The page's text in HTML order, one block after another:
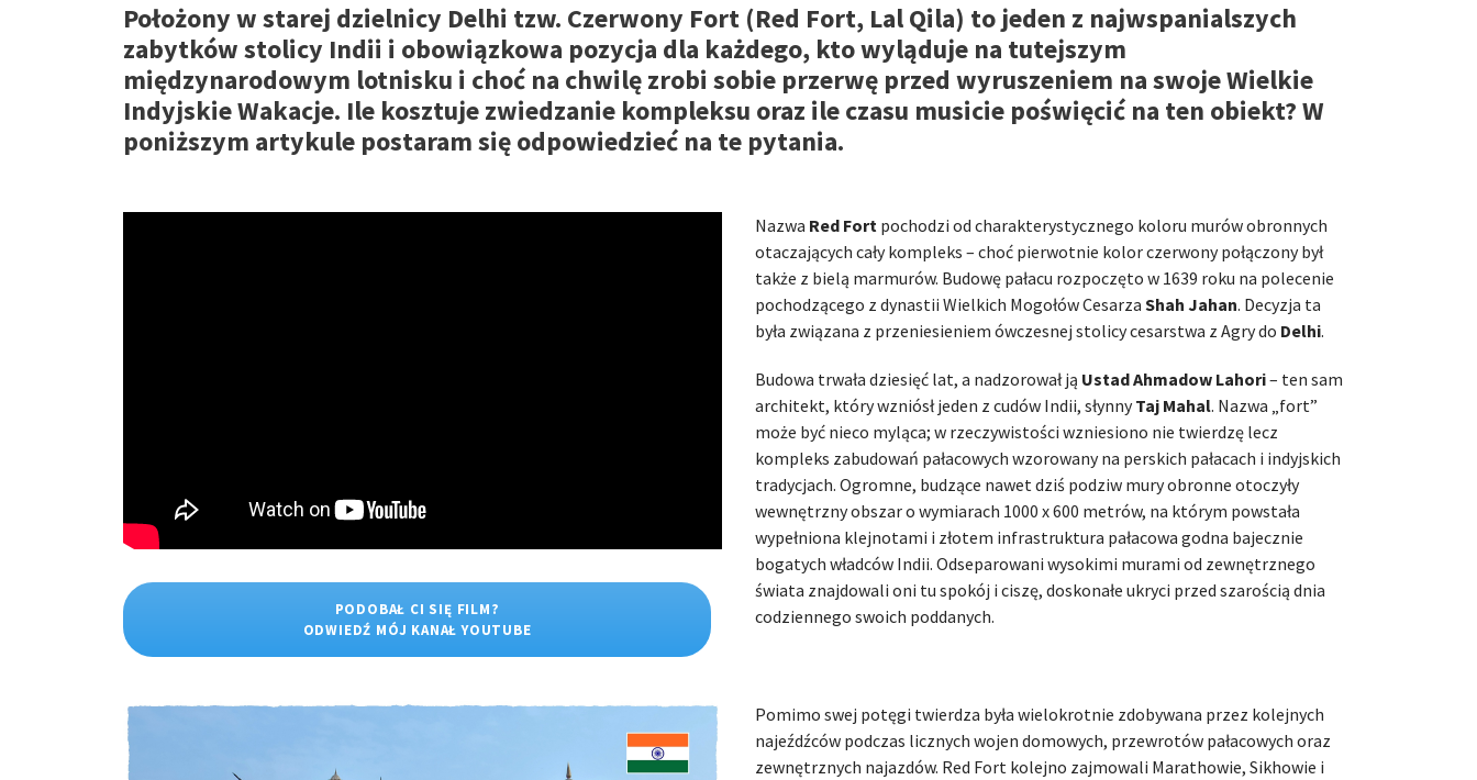
Położony w starej dzielnicy Delhi tzw. Czerwony Fort (Red Fort, Lal Qila) to jeden z najwspanialszych
zabytków stolicy Indii i obowiązkowa pozycja dla każdego, kto wyląduje na tutejszym
międzynarodowym lotnisku i choć na chwilę zrobi sobie przerwę przed wyruszeniem na swoje Wielkie
Indyjskie Wakacje. Ile kosztuje zwiedzanie kompleksu oraz ile czasu musicie poświęcić na ten obiekt? W
poniższym artykule postaram się odpowiedzieć na te pytania.
PODOBAŁ CI SIĘ FILM?
ODWIEDŹ MÓJ KANAŁ YOUTUBE
Nazwa Red Fort pochodzi od charakterystycznego koloru murów obronnych
otaczających cały kompleks – choć pierwotnie kolor czerwony połączony był
także z bielą marmurów. Budowę pałacu rozpoczęto w 1639 roku na polecenie
pochodzącego z dynastii Wielkich Mogołów Cesarza Shah Jahan. Decyzja ta
była związana z przeniesieniem ówczesnej stolicy cesarstwa z Agry do Delhi.
Budowa trwała dziesięć lat, a nadzorował ją Ustad Ahmadow Lahori– ten sam
architekt, który wzniósł jeden z cudów Indii, słynnyTaj Mahal. Nazwa „fort”
może być nieco myląca; w rzeczywistości wzniesiono nie twierdzę lecz
kompleks zabudowań pałacowych wzorowany na perskich pałacach i indyjskich
tradycjach. Ogromne, budzące nawet dziś podziw mury obronne otoczyły
wewnętrzny obszar o wymiarach 1000 x 600 metrów, na którym powstała
wypełniona klejnotami i złotem infrastruktura pałacowa godna bajecznie
bogatych władców Indii. Odseparowani wysokimi murami od zewnętrznego
świata znajdowali oni tu spokój i ciszę, doskonałe ukryci przed szarością dnia
codziennego swoich poddanych.
Pomimo swej potęgi twierdza była wielokrotnie zdobywana przez kolejnych
najeźdźców podczas licznych wojen domowych, przewrotów pałacowych oraz
zewnętrznych najazdów. Red Fort kolejno zajmowali Marathowie, Sikhowie i